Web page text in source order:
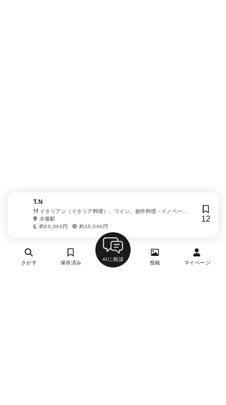
T.N
イタリアン（イタリア料理）、ワイン、創作料理・イノベーテ
ィブ・フュージョン、パスタ
木場駅
約20,000円
約15,000円
12
さがす 保存済み
AIに相談
投稿 マイページ